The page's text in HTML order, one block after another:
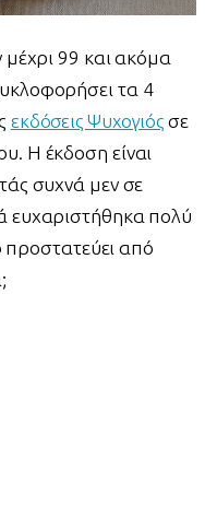
99 και ακόμα
τα 4
εκδόσεις Ψυχογιός σε
Η έκδοση είναι
συχνά μεν σε
ευχαριστήθηκα πολύ
προστατεύει από